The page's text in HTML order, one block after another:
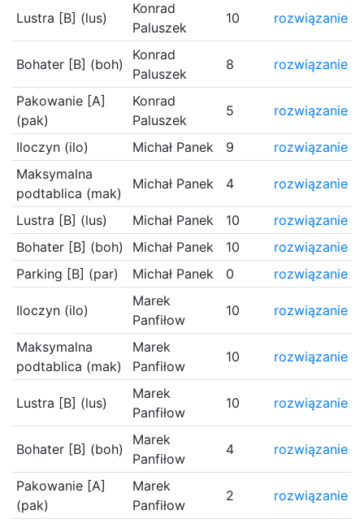
Lustra [B] (lus)
Konrad
Paluszek
10 rozwiązanie
Bohater [B] (boh)
Konrad
Paluszek
8 rozwiązanie
Pakowanie [A]
(pak)
Konrad
Paluszek
5 rozwiązanie
Iloczyn (ilo) Michał Panek 9
rozwiązanie
Maksymalna
podtablica (mak)
Michał Panek 4 rozwiązanie
Lustra [B] (lus) Michał Panek 10
rozwiązanie
Bohater [B] (boh)
Michał Panek 10
rozwiązanie
Parking [B] (par)
Michał Panek 0 rozwiązanie
Iloczyn (ilo)
Marek
Panfiłow
10 rozwiązanie
Maksymalna
podtablica (mak)
Marek
Panfiłow
10 rozwiązanie
Lustra [B] (lus)
Marek
Panfiłow
10 rozwiązanie
Bohater [B] (boh)
Marek
Panfiłow
4 rozwiązanie
Pakowanie [A]
(pak)
Marek
Panfiłow
2 rozwiązanie